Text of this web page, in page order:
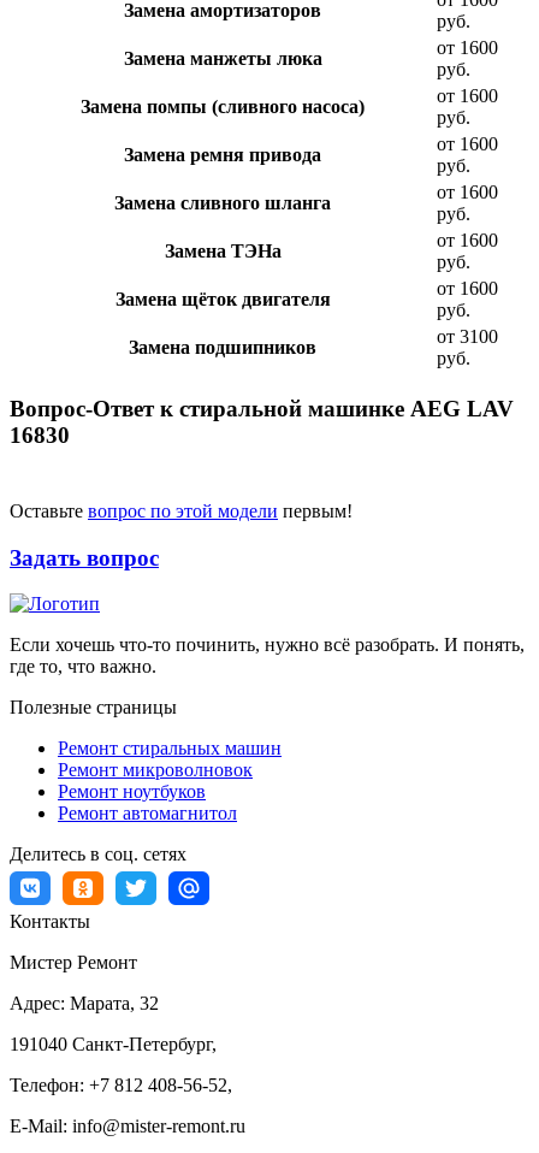
Замена амортизаторов
руб.
Замена манжеты люка
от 1600
руб.
Замена помпы (сливного насоса)
от 1600
руб.
Замена ремня привода
от 1600
руб.
Замена сливного шланга
от 1600
руб.
Замена ТЭНа
от 1600
руб.
Замена щёток двигателя
от 1600
руб.
Замена подшипников
от 3100
руб.
Вопрос-Ответ к стиральной машинке AEG LAV
16830
Оставьте вопрос по этой модели первым!
Задать вопрос
Если хочешь что-то починить, нужно всё разобрать. И понять,
где то, что важно.
Полезные страницы
Ремонт стиральных машин
Ремонт микроволновок
Ремонт ноутбуков
Ремонт автомагнитол
Делитесь в соц. сетях
Контакты
Мистер Ремонт
Адрес: Марата, 32
191040 Санкт-Петербург,
Телефон: +7 812 408-56-52,
E-Mail: info@mister-remont.ru